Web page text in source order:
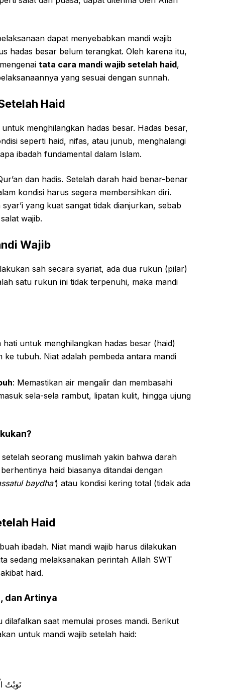
dapat menyebabkan mandi wajib
hadas besar belum terangkat. Oleh karena itu,
tata cara mandi wajib setelah haid,
yang sesuai dengan sunnah.
Haid
menghilangkan hadas besar. Hadas besar,
seperti haid, nifas, atau junub, menghalangi
ibadah fundamental dalam Islam.
dan hadis. Setelah darah haid benar-benar
kondisi harus segera membersihkan diri.
yang kuat sangat tidak dianjurkan, sebab
wajib.
Wajib
sah secara syariat, ada dua rukun (pilar)
satu rukun ini tidak terpenuhi, maka mandi
untuk menghilangkan hadas besar (haid)
ke tubuh. Niat adalah pembeda antara mandi
: Memastikan air mengalir dan membasahi
sela-sela rambut, lipatan kulit, hingga ujung
seorang muslimah yakin bahwa darah
haid biasanya ditandai dengan
baydha’) atau kondisi kering total (tidak ada
Haid
ibadah. Niat mandi wajib harus dilakukan
sedang melaksanakan perintah Allah SWT
haid.
dan Artinya
dilafalkan saat memulai proses mandi. Berikut
untuk mandi wajib setelah haid:
نَوَيْتُ